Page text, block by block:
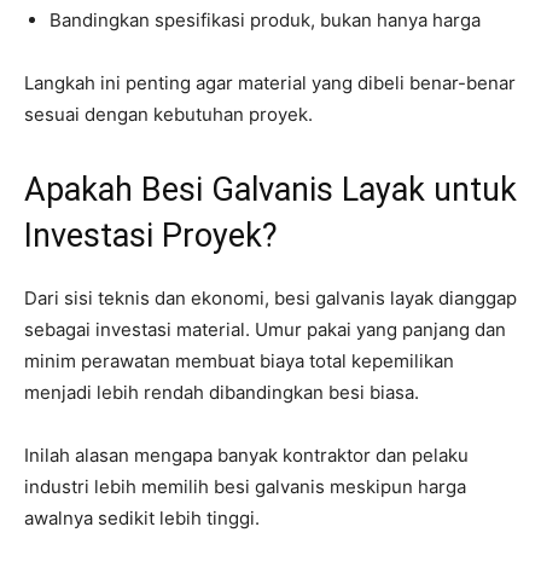
Bandingkan spesifikasi produk, bukan hanya harga
Langkah ini penting agar material yang dibeli benar-benar
sesuai dengan kebutuhan proyek.
Apakah Besi Galvanis Layak untuk
Investasi Proyek?
Dari sisi teknis dan ekonomi, besi galvanis layak dianggap
sebagai investasi material. Umur pakai yang panjang dan
minim perawatan membuat biaya total kepemilikan
menjadi lebih rendah dibandingkan besi biasa.
Inilah alasan mengapa banyak kontraktor dan pelaku
industri lebih memilih besi galvanis meskipun harga
awalnya sedikit lebih tinggi.